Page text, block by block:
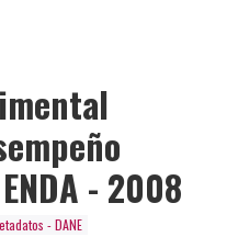
- 2008
- DANE